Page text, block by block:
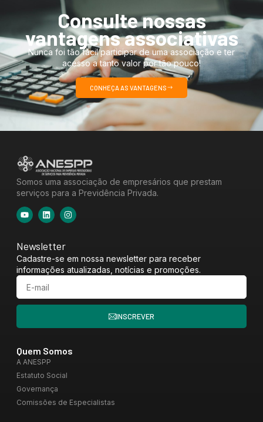
Consulte nossas
vantagens associativas
Nunca foi tão fácil participar de uma associação e ter
acesso a tanto valor por tão pouco!
CONHEÇA AS VANTAGENS
Somos uma associação de empresários que prestam
serviços para a Previdência Privada.
Quem Somos
A ANESPP
Estatuto Social
Governança
Comissões de Especialistas
Newsletter
Cadastre-se em nossa newsletter para receber
informações atualizadas, notícias e promoções.
INSCREVER